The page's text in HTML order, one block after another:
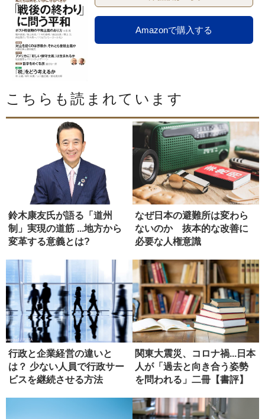
Amazonで購入する
こちらも読まれています
鈴木康友氏が語る「道州
制」実現の道筋 ...地方から
変革する意義とは?
なぜ日本の避難所は変わら
ないのか 抜本的な改善に
必要な人権意識
行政と企業経営の違いと
は？ 少ない人員で行政サー
ビスを継続させる方法
関東大震災、コロナ禍...日本
人が「過去と向き合う姿勢
を問われる」二冊【書評】